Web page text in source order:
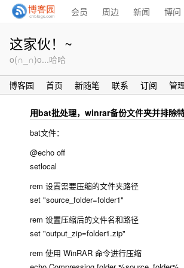
会员 周边 新闻 博问
这家伙！~
o(∩_∩)o...哈哈
博客园 首页 新随笔 联系 订阅 管
用bat批处理，winrar备份文件夹并排除
bat文件：
@echo off
setlocal
rem 设置需要压缩的文件夹路径
set "source_folder=folder1"
rem 设置压缩后的文件名和路径
set "output_zip=folder1.zip"
rem 使用 WinRAR 命令进行压缩